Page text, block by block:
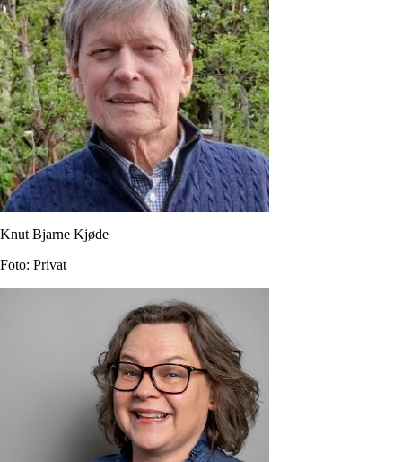
Knut Bjarne Kjøde
Foto: Privat